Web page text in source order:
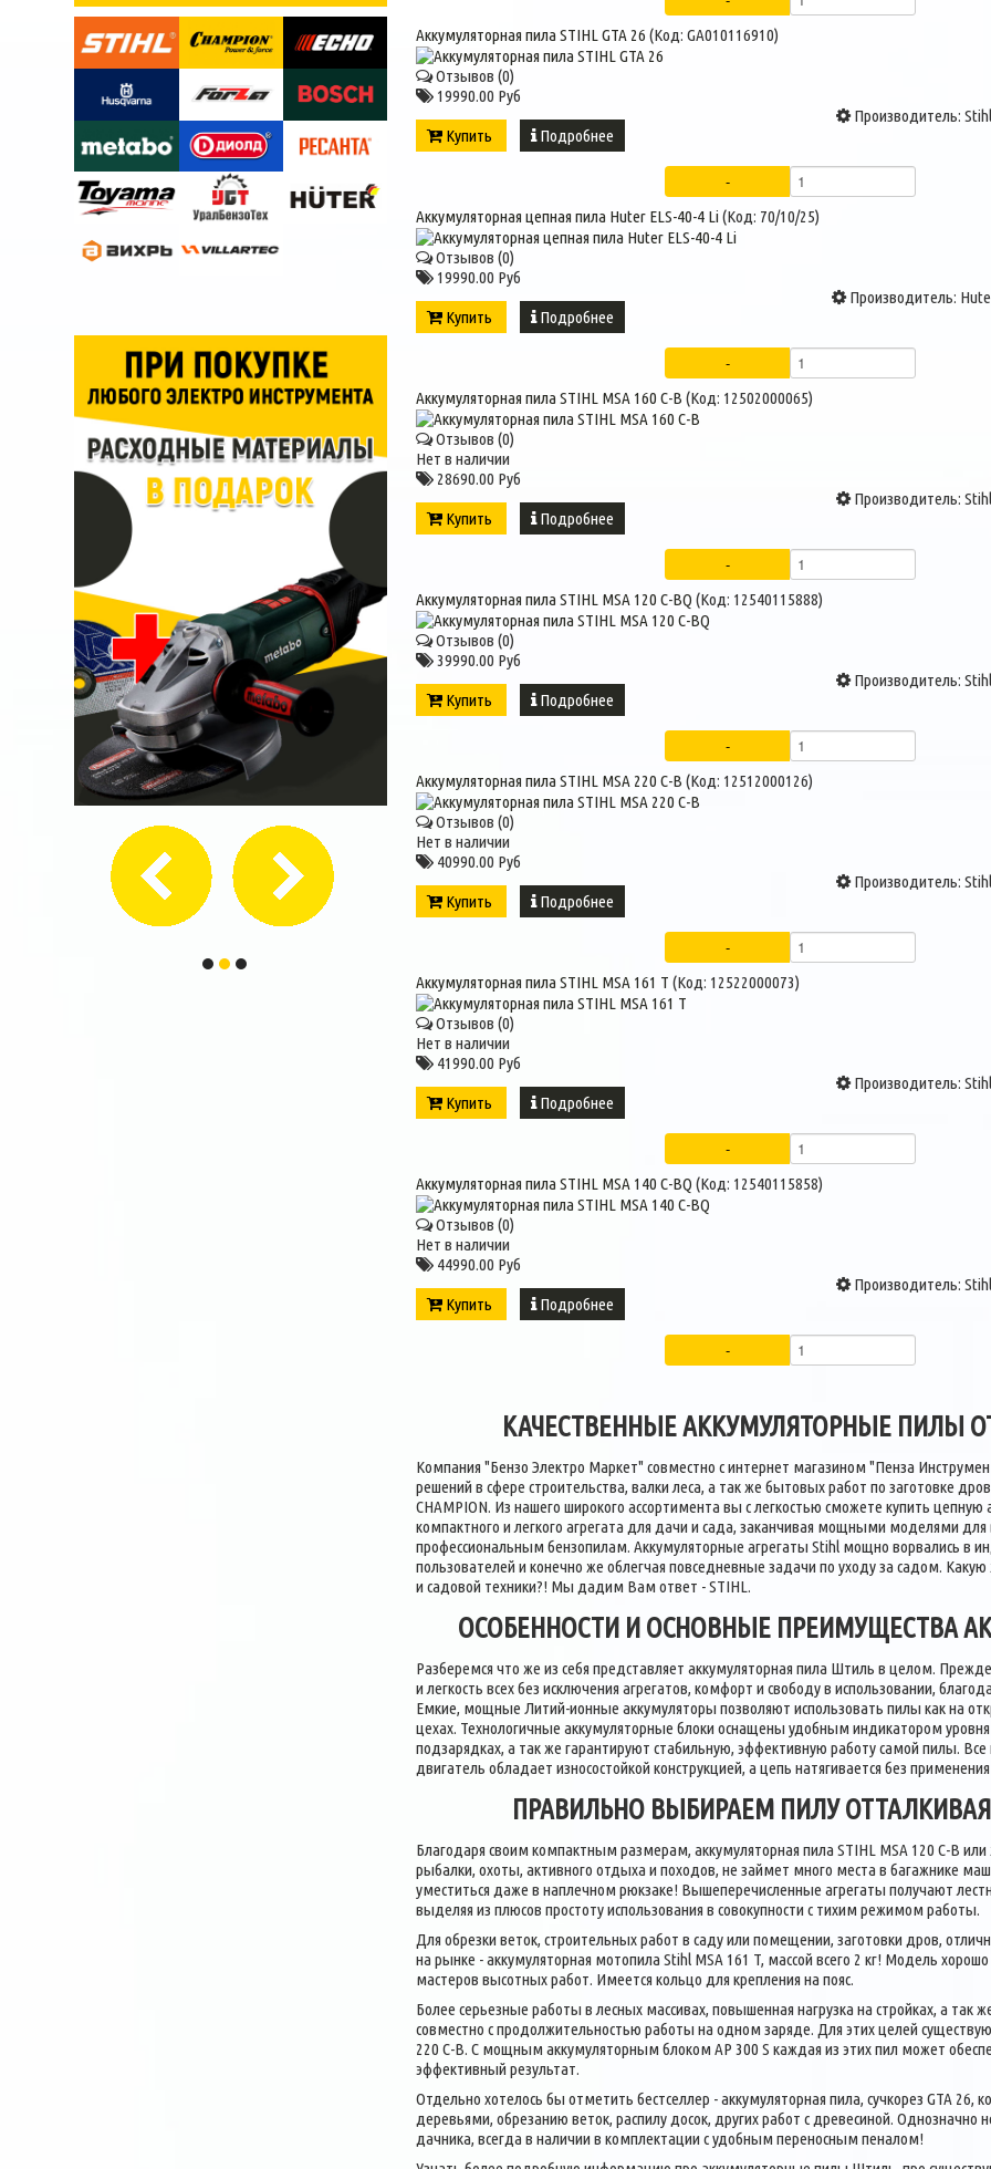
Аккумуляторная пила STIHL GTA 26(Код:GA010116910)
Отзывов (0)
19990.00 Руб
Производитель: Stihl
Купить
Подробнее
Аккумуляторная цепная пила Huter ELS-40-4 Li(Код: 70/10/25)
Отзывов (0)
19990.00 Руб
Производитель:
Купить
Подробнее
Аккумуляторная пила STIHL MSA 160 C-B(Код: 12502000065)
Отзывов (0)
Нет в наличии
28690.00 Руб
Производитель: Stihl
Купить
Подробнее
Аккумуляторная пила STIHL MSA 120 C-BQ(Код: 12540115888)
Отзывов (0)
39990.00 Руб
Производитель: Stihl
Купить
Подробнее
Аккумуляторная пила STIHL MSA 220 C-B(Код: 12512000126)
Отзывов (0)
Нет в наличии
40990.00 Руб
Производитель: Stihl
Купить
Подробнее
Аккумуляторная пила STIHL MSA 161 T(Код: 12522000073)
Отзывов (0)
Нет в наличии
41990.00 Руб
Производитель: Stihl
Купить
Подробнее
Аккумуляторная пила STIHL MSA 140 C-BQ(Код: 12540115858)
Отзывов (0)
Нет в наличии
44990.00 Руб
Производитель: Stihl
Купить
Подробнее
КАЧЕСТВЕННЫЕ АККУМУЛЯТОРНЫЕ ПИЛЫ
Компания "Бензо Электро Маркет" совместно с интернет магазином "Пенза
решений в сфере строительства, валки леса, а так же бытовых работ по заготовке
CHAMPION. Из нашего широкого ассортимента вы с легкостью сможете купить
компактного и легкого агрегата для дачи и сада, заканчивая мощными моделями для
профессиональным бензопилам. Аккумуляторные агрегаты Stihl мощно ворвались в
пользователей и конечно же облегчая повседневные задачи по уходу за садом.
и садовой техники?! Мы дадим Вам ответ - STIHL.
ОСОБЕННОСТИ И ОСНОВНЫЕ ПРЕИМУЩЕСТВА
Разберемся что же из себя представляет аккумуляторная пила Штиль в целом.
и легкость всех без исключения агрегатов, комфорт и свободу в использовании,
Емкие, мощные Литий-ионные аккумуляторы позволяют использовать пилы как на
цехах. Технологичные аккумуляторные блоки оснащены удобным индикатором
подзарядках, а так же гарантируют стабильную, эффективную работу самой пилы.
двигатель обладает износостойкой конструкцией, а цепь натягивается без
ПРАВИЛЬНО ВЫБИРАЕМ ПИЛУ
Благодаря своим компактным размерам, аккумуляторная пила STIHL MSA 120 C-B
рыбалки, охоты, активного отдыха и походов, не займет много места в багажнике
уместиться даже в наплечном рюкзаке! Вышеперечисленные агрегаты получают
выделяя из плюсов простоту использования в совокупности с тихим режимом работы.
Для обрезки веток, строительных работ в саду или помещении, заготовки дров,
на рынке - аккумуляторная мотопила Stihl MSA 161 T, массой всего 2 кг! Модель
мастеров высотных работ. Имеется кольцо для крепления на пояс.
Более серьезные работы в лесных массивах, повышенная нагрузка на стройках, а
совместно с продолжительностью работы на одном заряде. Для этих целей
220 C-B. С мощным аккумуляторным блоком AP 300 S каждая из этих пил может
эффективный результат.
Отдельно хотелось бы отметить бестселлер - аккумуляторная пила, сучкорез GTA 26,
деревьями, обрезанию веток, распилу досок, других работ с древесиной.
дачника, всегда в наличии в комплектации с удобным переносным пеналом!